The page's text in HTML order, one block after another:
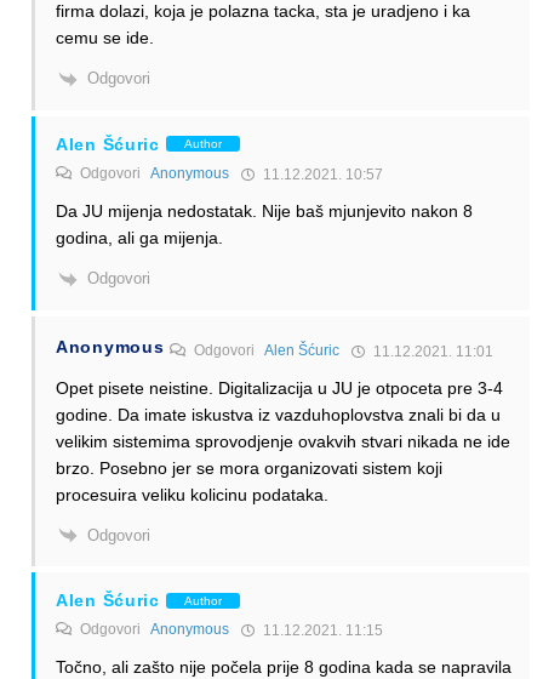
firma dolazi, koja je polazna tacka, sta je uradjeno i ka
cemu se ide.
Odgovori
Alen Šćuric Author
Odgovori Anonymous 11.12.2021. 10:57
Da JU mijenja nedostatak. Nije baš mjunjevito nakon 8
godina, ali ga mijenja.
Odgovori
Anonymous OdgovoriAlen Šćuric 11.12.2021. 11:01
Opet pisete neistine. Digitalizacija u JU je otpoceta pre 3-4
godine. Da imate iskustva iz vazduhoplovstva znali bi da u
velikim sistemima sprovodjenje ovakvih stvari nikada ne ide
brzo. Posebno jer se mora organizovati sistem koji
procesuira veliku kolicinu podataka.
Odgovori
Alen Šćuric Author
Odgovori Anonymous 11.12.2021. 11:15
Točno, ali zašto nije počela prije 8 godina kada se napravila